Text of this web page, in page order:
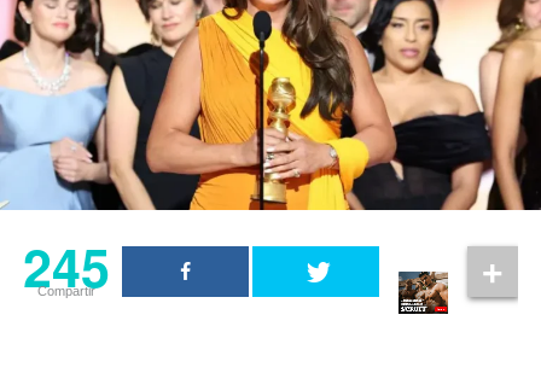
245
Compartir